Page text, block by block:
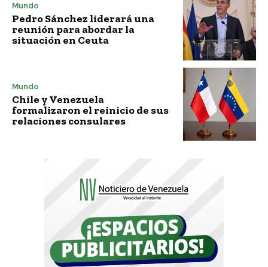
Mundo
Pedro Sánchez liderará una
reunión para abordar la
situación en Ceuta
Mundo
Chile y Venezuela
formalizaron el reinicio de sus
relaciones consulares